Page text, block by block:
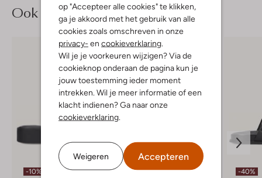
op "Accepteer alle cookies" te klikken,
ga je akkoord met het gebruik van alle
cookies zoals omschreven in onze
privacy- en cookieverklaring.
Wil je je voorkeuren wijzigen? Via de
cookieknop onderaan de pagina kun je
jouw toestemming ieder moment
intrekken. Wil je meer informatie of een
klacht indienen? Ga naar onze
cookieverklaring.
Weigeren Accepteren
Ook iets voor jou?
-10% -30% -40%